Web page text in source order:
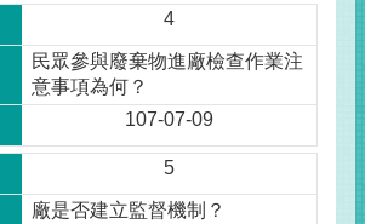
4
民眾參與廢棄物進廠檢查作業注
意事項為何？
107-07-09
5
廠是否建立監督機制？